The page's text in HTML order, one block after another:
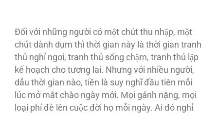
Đối với những người có một chút thu nhập, một
chút dành dụm thì thời gian này là thời gian tranh
thủ nghỉ ngơi, tranh thủ sống chậm, tranh thủ lập
kế hoạch cho tương lai. Nhưng với nhiều người,
dẫu thời gian nào, tiền là suy nghĩ đầu tiên mỗi
lúc mở mắt chào ngày mới. Mọi gánh nặng, mọi
loại phí đè lên cuộc đời họ mỗi ngày. Ai đó nghỉ